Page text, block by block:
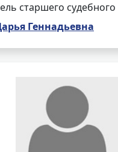
старшего
Геннадьевна